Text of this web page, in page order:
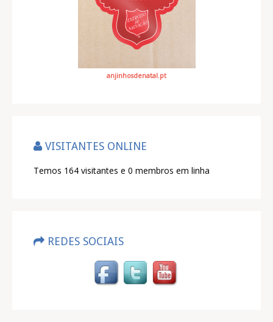
anjinhosdenatal.pt
VISITANTES ONLINE
Temos 164 visitantes e 0 membros em linha
REDES SOCIAIS